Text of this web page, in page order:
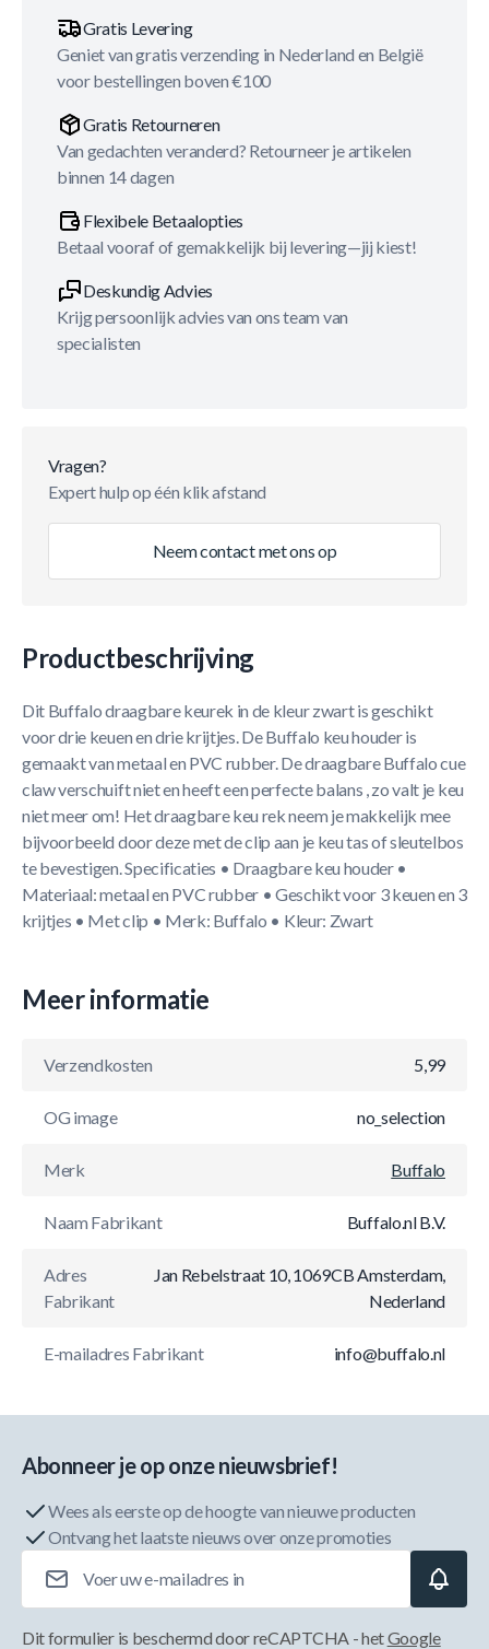
Gratis Levering
Geniet van gratis verzending in Nederland en België
voor bestellingen boven €100
Gratis Retourneren
Van gedachten veranderd? Retourneer je artikelen
binnen 14 dagen
Flexibele Betaalopties
Betaal vooraf of gemakkelijk bij levering—jij kiest!
Deskundig Advies
Krijg persoonlijk advies van ons team van
specialisten
Vragen?
Expert hulp op één klik afstand
Neem contact met ons op
Productbeschrijving
Dit Buffalo draagbare keurek in de kleur zwart is geschikt
voor drie keuen en drie krijtjes. De Buffalo keu houder is
gemaakt van metaal en PVC rubber. De draagbare Buffalo cue
claw verschuift niet en heeft een perfecte balans , zo valt je keu
niet meer om! Het draagbare keu rek neem je makkelijk mee
bijvoorbeeld door deze met de clip aan je keu tas of sleutelbos
te bevestigen. Specificaties • Draagbare keu houder •
Materiaal: metaal en PVC rubber • Geschikt voor 3 keuen en 3
krijtjes • Met clip • Merk: Buffalo • Kleur: Zwart
Meer informatie
Verzendkosten 5,99
OG image no_selection
Merk Buffalo
Naam Fabrikant Buffalo.nl B.V.
Adres
Fabrikant
Jan Rebelstraat 10, 1069CB Amsterdam,
Nederland
E-mailadres Fabrikant info@buffalo.nl
Abonneer je op onze nieuwsbrief!
Wees als eerste op de hoogte van nieuwe producten
Ontvang het laatste nieuws over onze promoties
Dit formulier is beschermd door reCAPTCHA - hetGoogle